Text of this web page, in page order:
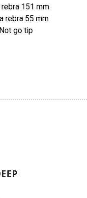
rebra 151 mm
rebra 55 mm
go tip